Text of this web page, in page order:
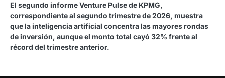
El segundo informe Venture Pulse de KPMG,
correspondiente al segundo trimestre de 2026, muestra
que la inteligencia artificial concentra las mayores rondas
de inversión, aunque el monto total cayó 32% frente al
récord del trimestre anterior.